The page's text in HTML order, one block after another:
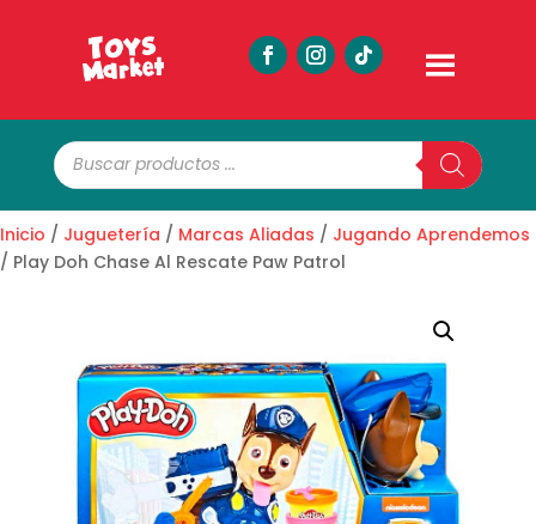
Búsqueda
de
productos
Inicio / Juguetería / Marcas Aliadas / Jugando Aprendemos
/ Play Doh Chase Al Rescate Paw Patrol